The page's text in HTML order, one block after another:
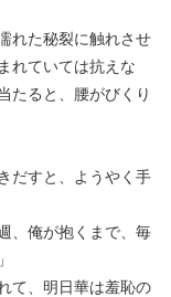
れた秘裂に触れさせ
れていては抗えな
たると、腰がびくり
だすと、ようやく手
、俺が抱くまで、毎
て、明日華は羞恥の